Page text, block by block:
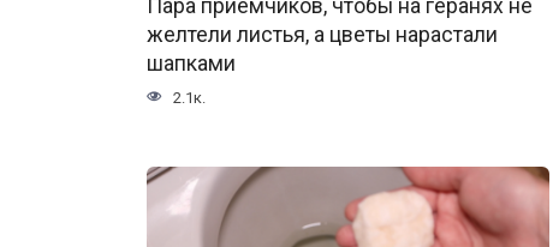
Пара приемчиков, чтобы на геранях не
желтели листья, а цветы нарастали
шапками
2.1к.